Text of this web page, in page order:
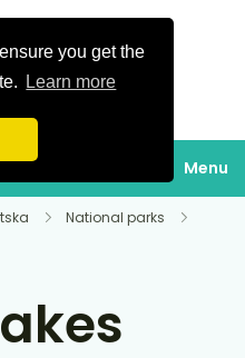
you get the
Learn more
Gavan turizam
Turistička agencija,
izleti, shopping,
krstarenja Jadranom,
smještaj, odmor na
planiranje.
Menu
National parks